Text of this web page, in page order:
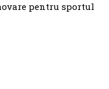
promptitudine și
să fim o voce a
pentru
pentru sportul